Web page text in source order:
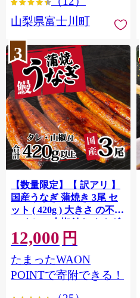
円 九千円
山梨県富士川町
3
【数量限定】【 訳アリ 】
国産うなぎ 蒲焼き 3尾 セ
ット ( 420g ) 大きさ の不揃
い タレ・山椒付き ウナギ
鰻 ふぞろい 不揃い うな重
ひつまぶし 人気 茨城 八千
代町 ふるさと納税 冷凍
[SF951ya]
12,000 円
たまったWAON
POINTで寄附できる！